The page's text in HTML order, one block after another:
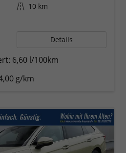
Kilometerstand 10 km
Details
6,60 l/100km
g/km